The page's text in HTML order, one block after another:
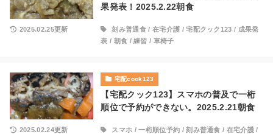
果発表！2025.2.22朝食
2025.02.25更新 刻み普通食/ 在宅介護 /宅配クック123 / 成果発
表 / 朝食 /練習 / 車椅子
宅配cook123
【宅配クック123】スマホの普及で一桁
順位で予約ができない。2025.2.21朝食
2025.02.24更新 スマホ /一桁順位予約 /刻み普通食 / 在宅介護 /